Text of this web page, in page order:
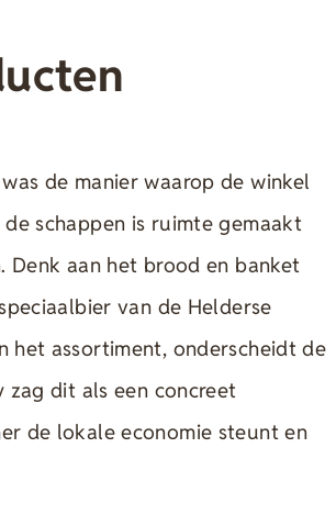
de manier waarop de winkel
schappen is ruimte gemaakt
aan het brood en banket
van de Helderse
het assortiment, onderscheidt de
zag dit als een concreet
de lokale economie steunt en